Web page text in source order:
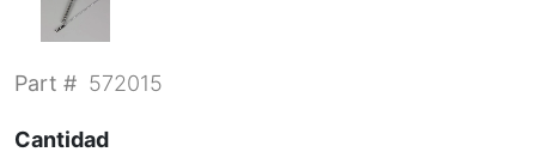
Part # 572015
Cantidad